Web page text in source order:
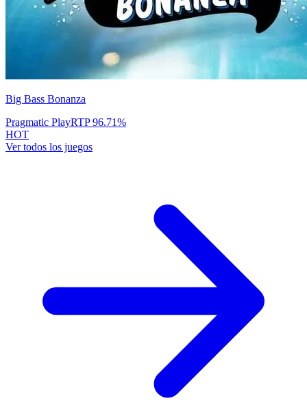
Big Bass Bonanza
Pragmatic PlayRTP96.71%
HOT
Ver todos los juegos